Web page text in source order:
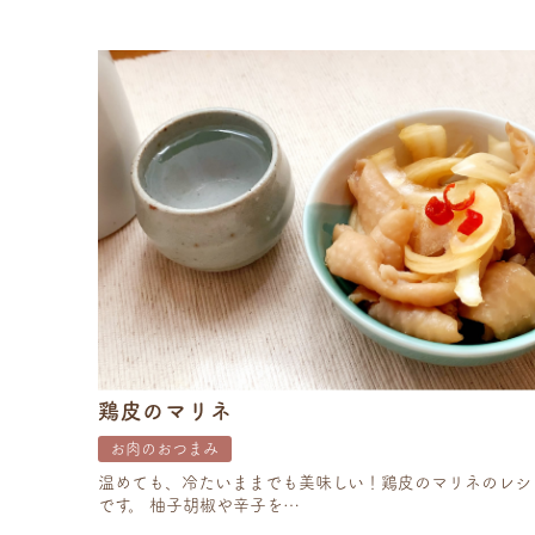
鶏皮のマリネ
お肉のおつまみ
温めても、冷たいままでも美味しい！鶏皮のマリネのレシ
です。 柚子胡椒や辛子を…